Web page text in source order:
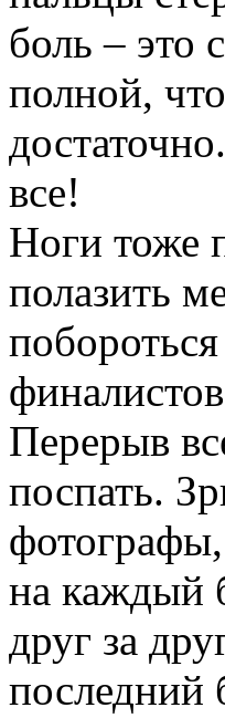
боль – это
полной,
все!
Ноги тоже
полазить
Перерыв
поспать.
на каждый
друг за
последний